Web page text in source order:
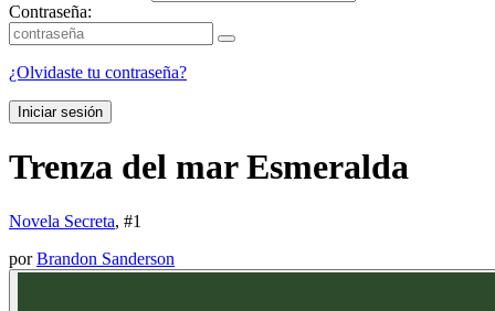
Contraseña:
¿Olvidaste tu contraseña?
Iniciar sesión
Trenza del mar Esmeralda
Novela Secreta, #1
porBrandon Sanderson